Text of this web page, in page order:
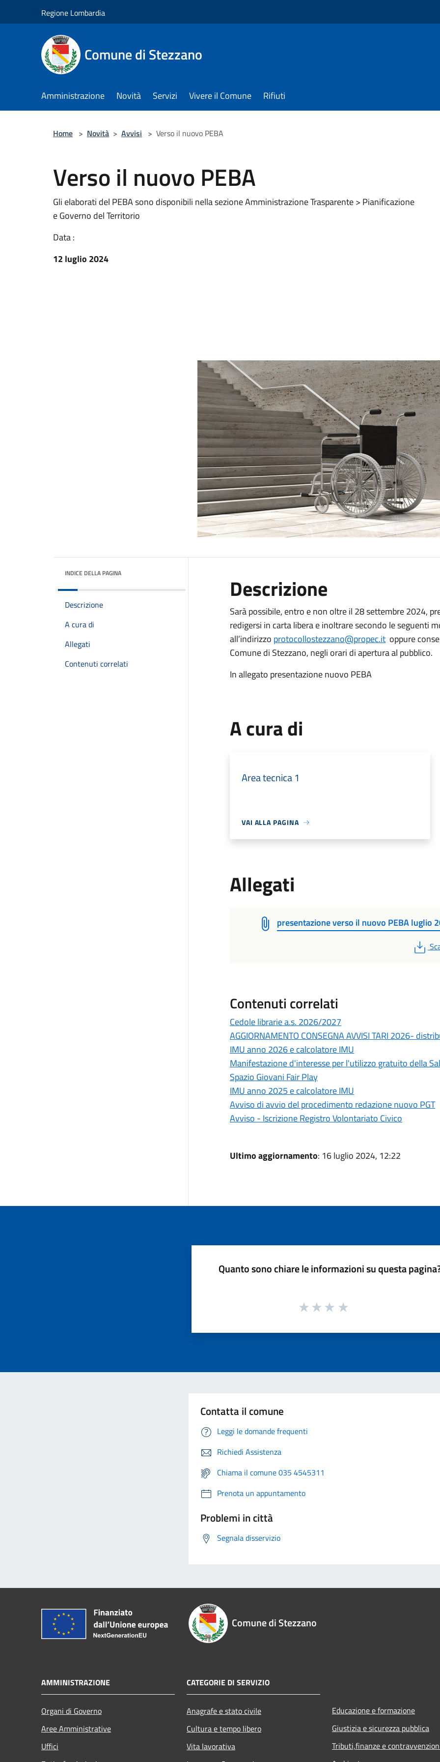
Regione Lombardia
Comune di Stezzano
Amministrazione Novità Servizi Vivere il Comune Rifiuti
Home > Novità > Avvisi > Verso il nuovo PEBA
Verso il nuovo PEBA
Gli elaborati del PEBA sono disponibili nella sezione Amministrazione Trasparente > Pianificazione
e Governo del Territorio
Data :
12 luglio 2024
INDICE DELLA PAGINA
Descrizione
A cura di
Allegati
Contenuti correlati
Descrizione
Sarà possibile, entro e non oltre il 28 settembre 2024,
redigersi in carta libera e inoltrare secondo le seguenti
all’indirizzo protocollostezzano@propec.itoppure
Comune di Stezzano, negli orari di apertura al pubblico.
In allegato presentazione nuovo PEBA
A cura di
Area tecnica 1
VAI ALLA PAGINA
Allegati
presentazione verso il nuovo PEBA luglio
Contenuti correlati
Cedole librarie a.s. 2026/2027
AGGIORNAMENTO CONSEGNA AVVISI TARI 2026-
IMU anno 2026 e calcolatore IMU
Manifestazione d'interesse per l'utilizzo gratuito della
Spazio Giovani Fair Play
IMU anno 2025 e calcolatore IMU
Avviso di avvio del procedimento redazione nuovo PGT
Avviso - Iscrizione Registro Volontariato Civico
Ultimo aggiornamento: 16 luglio 2024, 12:22
Quanto sono chiare le informazioni su questa
Contatta il comune
Leggi le domande frequenti
Richiedi Assistenza
Chiama il comune 035 4545311
Prenota un appuntamento
Problemi in città
Segnala disservizio
Comune di Stezzano
AMMINISTRAZIONE
Organi di Governo
Aree Amministrative
Uffici
CATEGORIE DI SERVIZIO
Anagrafe e stato civile
Cultura e tempo libero
Vita lavorativa
Educazione e formazione
Giustizia e sicurezza pubblica
Tributi,finanze e